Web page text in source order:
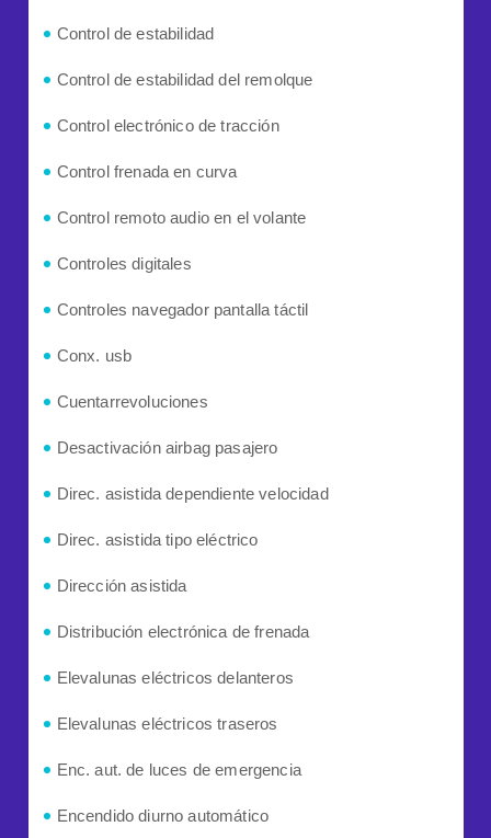
Control de estabilidad
Control de estabilidad del remolque
Control electrónico de tracción
Control frenada en curva
Control remoto audio en el volante
Controles digitales
Controles navegador pantalla táctil
Conx. usb
Cuentarrevoluciones
Desactivación airbag pasajero
Direc. asistida dependiente velocidad
Direc. asistida tipo eléctrico
Dirección asistida
Distribución electrónica de frenada
Elevalunas eléctricos delanteros
Elevalunas eléctricos traseros
Enc. aut. de luces de emergencia
Encendido diurno automático